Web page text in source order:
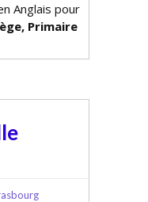
Anglais pour
Primaire